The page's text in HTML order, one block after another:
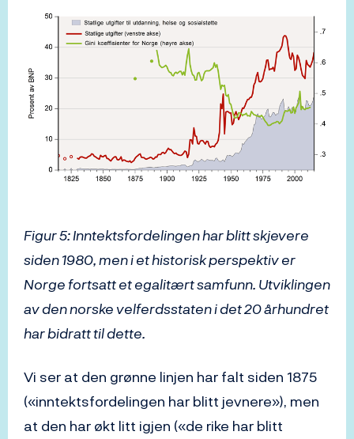
Figur 5: Inntektsfordelingen har blitt skjevere
siden 1980, men i et historisk perspektiv er
Norge fortsatt et egalitært samfunn. Utviklingen
av den norske velferdsstaten i det 20 århundret
har bidratt til dette.
Vi ser at den grønne linjen har falt siden 1875
(«inntektsfordelingen har blitt jevnere»), men
at den har økt litt igjen («de rike har blitt